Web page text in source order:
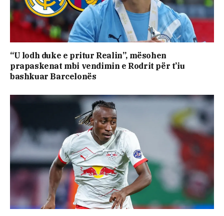
“U lodh duke e pritur Realin”, mësohen
prapaskenat mbi vendimin e Rodrit për t’iu
bashkuar Barcelonës